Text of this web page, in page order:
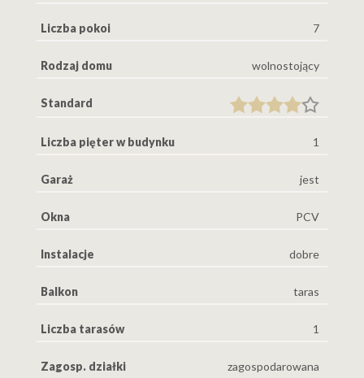
Liczba pokoi 7
Rodzaj domu wolnostojący
Standard
Liczba pięter w budynku 1
Garaż jest
Okna PCV
Instalacje dobre
Balkon taras
Liczba tarasów 1
Zagosp. działki zagospodarowana